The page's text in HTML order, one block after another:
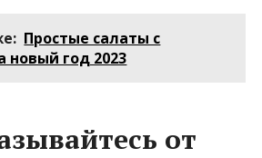
Простые салаты с
новый год 2023
от